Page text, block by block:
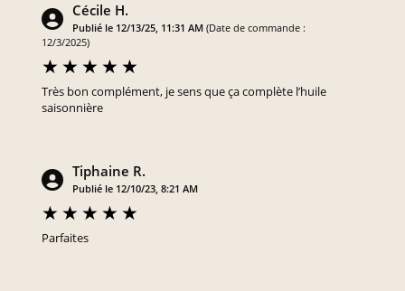
Cécile H.
Publié le 12/13/25, 11:31 AM (Date de commande :
12/3/2025)
Très bon complément, je sens que ça complète l’huile
saisonnière
Tiphaine R.
Publié le 12/10/23, 8:21 AM
Parfaites